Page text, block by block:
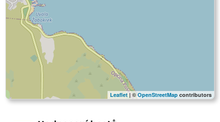
Leaflet| ©OpenStreetMap contributors